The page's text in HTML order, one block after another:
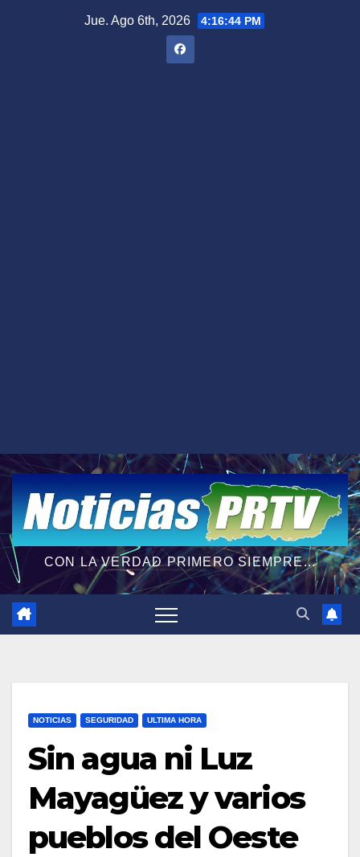
Jue. Ago 6th, 2026 4:16:45 PM
CON LA VERDAD PRIMERO SIEMPRE...
NOTICIAS SEGURIDAD ULTIMA HORA
Sin agua ni Luz
Mayagüez y varios
pueblos del Oeste